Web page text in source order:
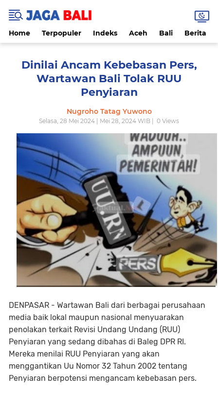
Home Terpopuler Indeks Aceh Bali Berita
Dinilai Ancam Kebebasan Pers,
Wartawan Bali Tolak RUU
Penyiaran
Nugroho Tatag Yuwono
Selasa, 28 Mei 2024 | Mei 28, 2024 WIB | 0 Views
DENPASAR - Wartawan Bali dari berbagai perusahaan
media baik lokal maupun nasional menyuarakan
penolakan terkait Revisi Undang Undang (RUU)
Penyiaran yang sedang dibahas di Baleg DPR RI.
Mereka menilai RUU Penyiaran yang akan
menggantikan Uu Nomor 32 Tahun 2002 tentang
Penyiaran berpotensi mengancam kebebasan pers.